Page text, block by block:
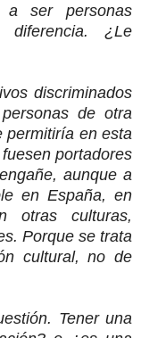
a ser personas
diferencia. ¿Le
discriminados
de otra
permitiría en esta
portadores
aunque a
en España, en
otras culturas,
Porque se trata
cultural, no de
Tener una